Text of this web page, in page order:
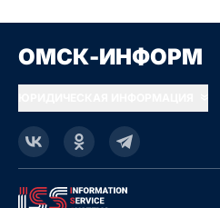
ОМСК-ИНФОРМ